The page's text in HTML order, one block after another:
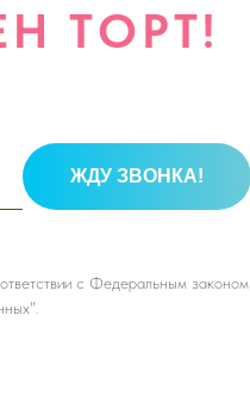
ТОРТ!
ЖДУ ЗВОНКА!
с Федеральным законом